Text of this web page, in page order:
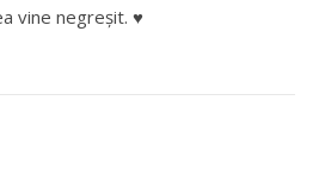
vine negreșit. ♥️